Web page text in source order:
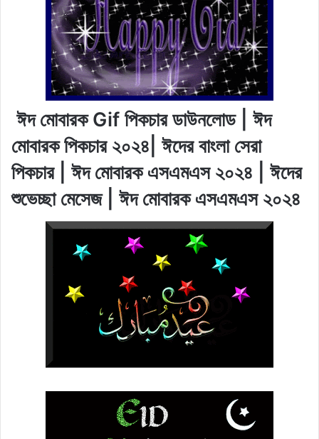
ঈদ মোবারক Gif পিকচার ডাউনলোড | ঈদ
মোবারক পিকচার ২০২৪| ঈদের বাংলা সেরা
পিকচার | ঈদ মোবারক এসএমএস ২০২৪ | ঈদের
শুভেচ্ছা মেসেজ | ঈদ মোবারক এসএমএস ২০২৪